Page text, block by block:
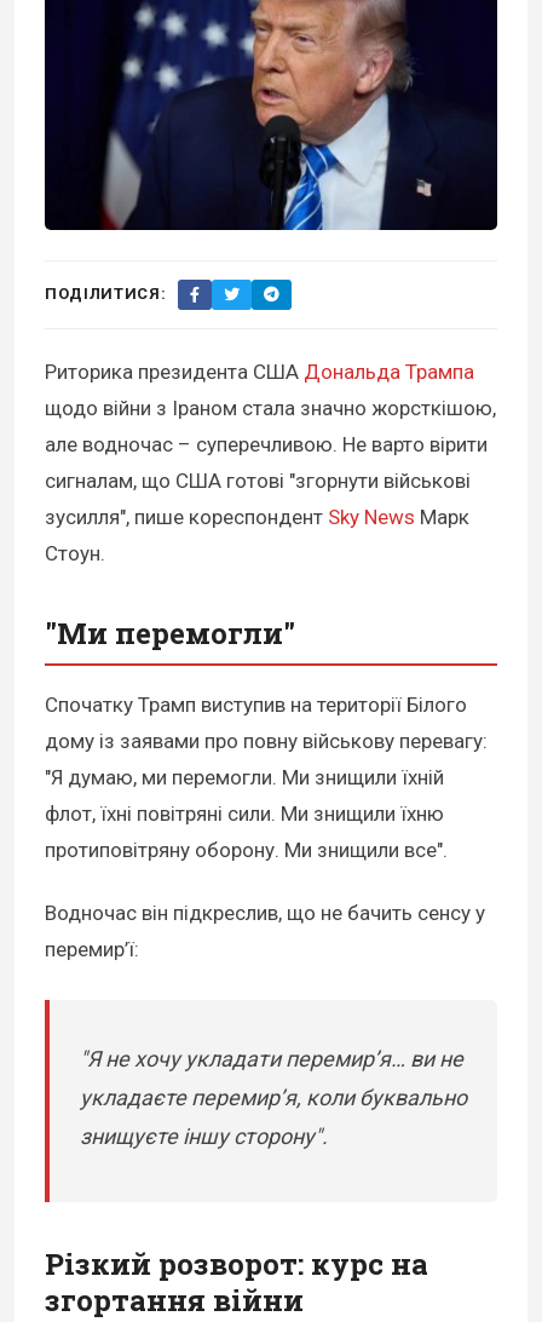
ПОДІЛИТИСЯ:
Риторика президента США Дональда Трампа
щодо війни з Іраном стала значно жорсткішою,
але водночас – суперечливою. Не варто вірити
сигналам, що США готові "згорнути військові
зусилля", пише кореспондент Sky News Марк
Стоун.
"Ми перемогли"
Спочатку Трамп виступив на території Білого
дому із заявами про повну військову перевагу:
"Я думаю, ми перемогли. Ми знищили їхній
флот, їхні повітряні сили. Ми знищили їхню
протиповітряну оборону. Ми знищили все".
Водночас він підкреслив, що не бачить сенсу у
перемир’ї:
"Я не хочу укладати перемир’я… ви не
укладаєте перемир’я, коли буквально
знищуєте іншу сторону".
Різкий розворот: курс на
згортання війни